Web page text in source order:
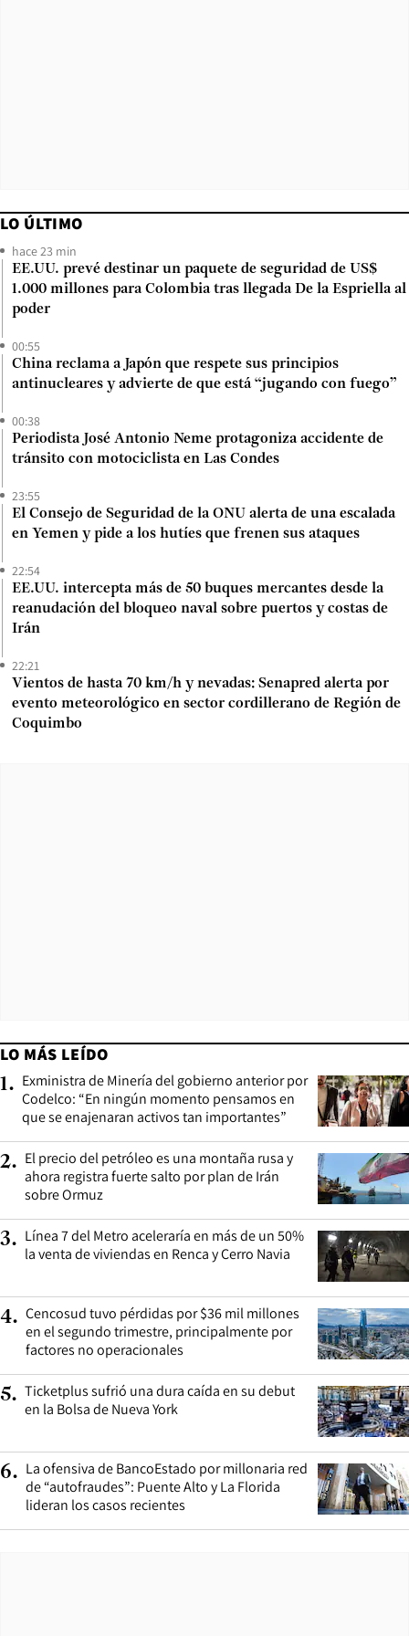
LO ÚLTIMO
hace 23 min
EE.UU. prevé destinar un paquete de seguridad de US$
1.000 millones para Colombia tras llegada De la Espriella al
poder
00:55
China reclama a Japón que respete sus principios
antinucleares y advierte de que está “jugando con fuego”
00:38
Periodista José Antonio Neme protagoniza accidente de
tránsito con motociclista en Las Condes
23:55
El Consejo de Seguridad de la ONU alerta de una escalada
en Yemen y pide a los hutíes que frenen sus ataques
22:54
EE.UU. intercepta más de 50 buques mercantes desde la
reanudación del bloqueo naval sobre puertos y costas de
Irán
22:21
Vientos de hasta 70 km/h y nevadas: Senapred alerta por
evento meteorológico en sector cordillerano de Región de
Coquimbo
LO MÁS LEÍDO
1. Exministra de Minería del gobierno anterior por
Codelco: “En ningún momento pensamos en
que se enajenaran activos tan importantes”
2. El precio del petróleo es una montaña rusa y
ahora registra fuerte salto por plan de Irán
sobre Ormuz
3. Línea 7 del Metro aceleraría en más de un 50%
la venta de viviendas en Renca y Cerro Navia
4. Cencosud tuvo pérdidas por $36 mil millones
en el segundo trimestre, principalmente por
factores no operacionales
5. Ticketplus sufrió una dura caída en su debut
en la Bolsa de Nueva York
6. La ofensiva de BancoEstado por millonaria red
de “autofraudes”: Puente Alto y La Florida
lideran los casos recientes